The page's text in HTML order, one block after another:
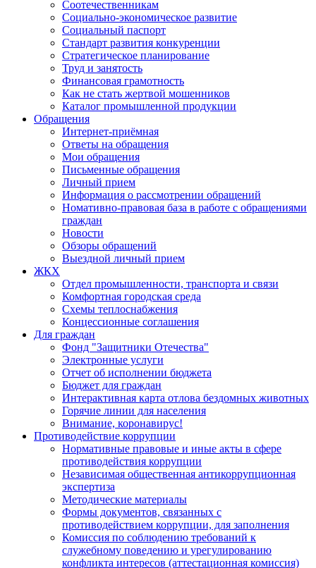
Соотечественникам
Социально-экономическое развитие
Социальный паспорт
Стандарт развития конкуренции
Стратегическое планирование
Труд и занятость
Финансовая грамотность
Как не стать жертвой мошенников
Каталог промышленной продукции
Обращения
Интернет-приёмная
Ответы на обращения
Мои обращения
Письменные обращения
Личный прием
Информация о рассмотрении обращений
Номативно-правовая база в работе с обращениями
граждан
Новости
Обзоры обращений
Выездной личный прием
ЖКХ
Отдел промышленности, транспорта и связи
Комфортная городская среда
Схемы теплоснабжения
Концессионные соглашения
Для граждан
Фонд "Защитники Отечества"
Электронные услуги
Отчет об исполнении бюджета
Бюджет для граждан
Интерактивная карта отлова бездомных животных
Горячие линии для населения
Внимание, коронавирус!
Противодействие коррупции
Нормативные правовые и иные акты в сфере
противодействия коррупции
Независимая общественная антикоррупционная
экспертиза
Методические материалы
Формы документов, связанных с
противодействием коррупции, для заполнения
Комиссия по соблюдению требований к
служебному поведению и урегулированию
конфликта интересов (аттестационная комиссия)